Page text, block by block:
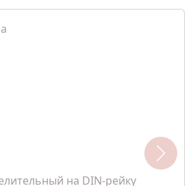
на DIN-рейку